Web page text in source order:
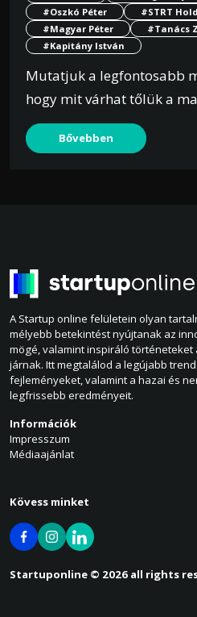
#Oszkó Péter
#STRT
#Magyar Péter
#Tanács
#Kapitány István
Mutatjuk a legfontosabb
hogy mit várhat tőlük a
Bővebben
A Startup online felületein olyan
mélyebb betekintést nyújtanak az
mögé, valamint inspiráló történeteket
járnak. Itt megtalálod a legújabb
fejleményeket, valamint a hazai és
legfrissebb eredményeit.
Információk
Impresszum
Médiaajánlat
Kövess minket
Startuponline © 2026 all rights